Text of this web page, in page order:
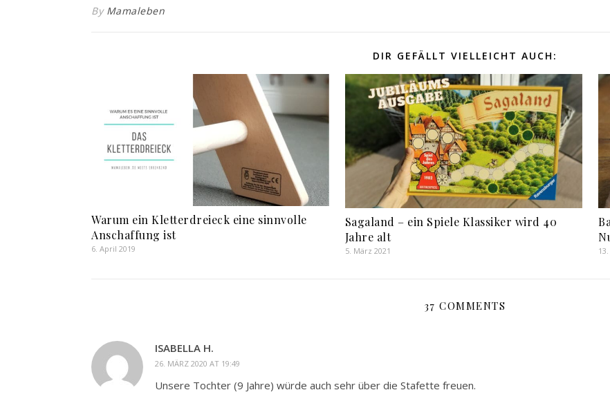
By Mamaleben
DIR GEFÄLLT VIELLEICHT AUCH:
Warum ein Kletterdreieck eine sinnvolle
Anschaffung ist
6. April 2019
Sagaland – ein Spiele Klassiker wird 40
Jahre alt
5. März 2021
37 COMMENTS
ISABELLA H.
26. MÄRZ 2020 AT 19:49
Unsere Tochter (9 Jahre) würde auch sehr über die Stafette freuen.